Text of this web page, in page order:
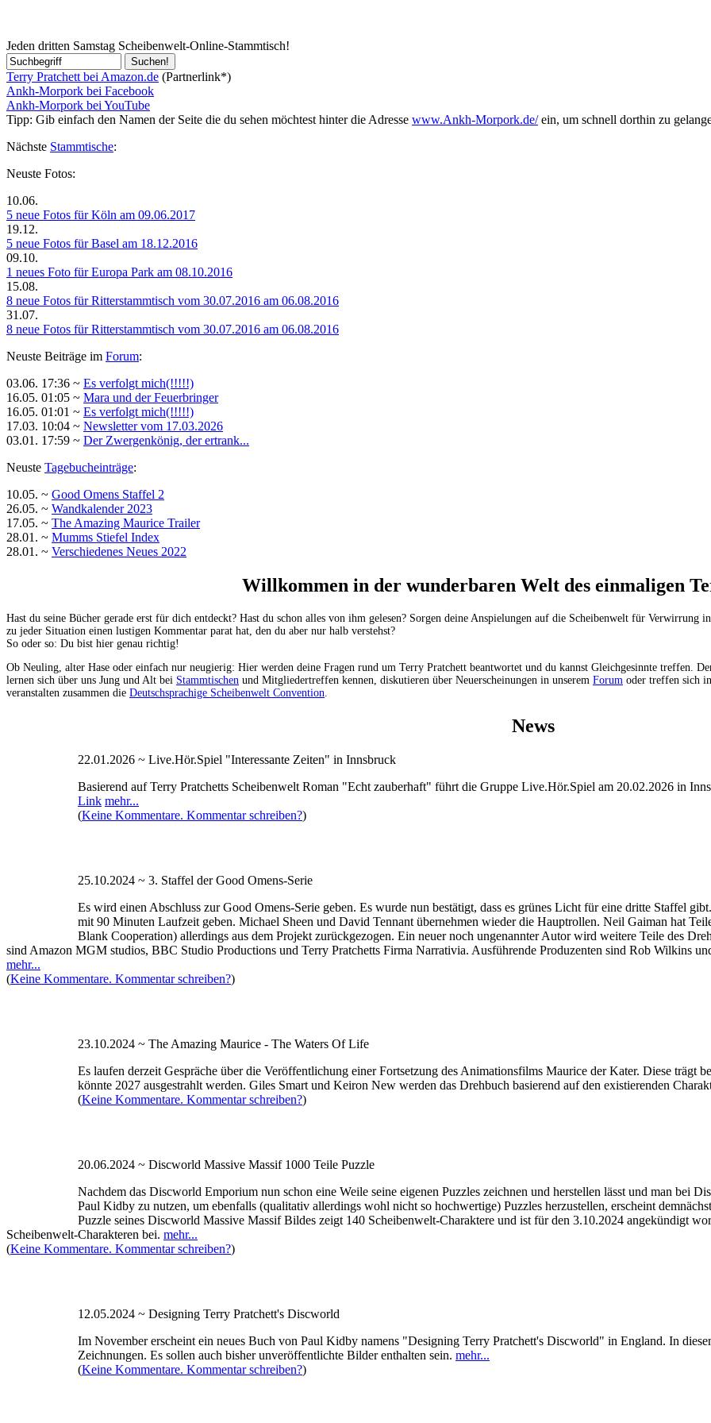
Jeden dritten Samstag Scheibenwelt-Online-Stammtisch!
Terry Pratchett bei Amazon.de (Partnerlink*)
Ankh-Morpork bei Facebook
Ankh-Morpork bei YouTube
Tipp: Gib einfach den Namen der Seite die du sehen möchtest hinter die Adresse www.Ankh-Morpork.de/ein, um schnell dorthin zu
Nächste Stammtische:
Neuste Fotos:
10.06.
5 neue Fotos für Köln am 09.06.2017
19.12.
5 neue Fotos für Basel am 18.12.2016
09.10.
1 neues Foto für Europa Park am 08.10.2016
15.08.
8 neue Fotos für Ritterstammtisch vom 30.07.2016 am 06.08.2016
31.07.
8 neue Fotos für Ritterstammtisch vom 30.07.2016 am 06.08.2016
Neuste Beiträge im Forum:
03.06. 17:36 ~ Es verfolgt mich(!!!!!)
16.05. 01:05 ~ Mara und der Feuerbringer
16.05. 01:01 ~ Es verfolgt mich(!!!!!)
17.03. 10:04 ~ Newsletter vom 17.03.2026
03.01. 17:59 ~ Der Zwergenkönig, der ertrank...
Neuste Tagebucheinträge:
10.05. ~ Good Omens Staffel 2
26.05. ~ Wandkalender 2023
17.05. ~ The Amazing Maurice Trailer
28.01. ~ Mumms Stiefel Index
28.01. ~ Verschiedenes Neues 2022
Willkommen in der wunderbaren Welt des einmaligen
Hast du seine Bücher gerade erst für dich entdeckt? Hast du schon alles von ihm gelesen? Sorgen deine Anspielungen auf die Scheibenwelt für
zu jeder Situation einen lustigen Kommentar parat hat, den du aber nur halb verstehst?
So oder so: Du bist hier genau richtig!
Ob Neuling, alter Hase oder einfach nur neugierig: Hier werden deine Fragen rund um Terry Pratchett beantwortet und du kannst Gleichgesinnte treffen.
lernen sich über uns Jung und Alt bei Stammtischen und Mitgliedertreffen kennen, diskutieren über Neuerscheinungen in unserem Forum oder treffen sich
veranstalten zusammen die Deutschsprachige Scheibenwelt Convention
News
22.01.2026 ~ Live.Hör.Spiel "Interessante Zeiten" in Innsbruck
Basierend auf Terry Pratchetts Scheibenwelt Roman "Echt zauberhaft" führt die Gruppe Live.Hör.Spiel am 20.02.2026 in
Link mehr...
(Keine Kommentare. Kommentar schreiben?)
25.10.2024 ~ 3. Staffel der Good Omens-Serie
Es wird einen Abschluss zur Good Omens-Serie geben. Es wurde nun bestätigt, dass es grünes Licht für eine dritte Staffel
mit 90 Minuten Laufzeit geben. Michael Sheen und David Tennant übernehmen wieder die Hauptrollen. Neil Gaiman hat
Blank Cooperation) allerdings aus dem Projekt zurückgezogen. Ein neuer noch ungenannter Autor wird weitere Teile des
sind Amazon MGM studios, BBC Studio Productions und Terry Pratchetts Firma Narrativia. Ausführende Produzenten sind Rob Wilkins
mehr...
(Keine Kommentare. Kommentar schreiben?)
23.10.2024 ~ The Amazing Maurice - The Waters Of Life
Es laufen derzeit Gespräche über die Veröffentlichung einer Fortsetzung des Animationsfilms Maurice der Kater. Diese
könnte 2027 ausgestrahlt werden. Giles Smart und Keiron New werden das Drehbuch basierend auf den existierenden
(Keine Kommentare. Kommentar schreiben?)
20.06.2024 ~ Discworld Massive Massif 1000 Teile Puzzle
Nachdem das Discworld Emporium nun schon eine Weile seine eigenen Puzzles zeichnen und herstellen lässt und man bei
Paul Kidby zu nutzen, um ebenfalls (qualitativ allerdings wohl nicht so hochwertige) Puzzles herzustellen, erscheint
Puzzle seines Discworld Massive Massif Bildes zeigt 140 Scheibenwelt-Charaktere und ist für den 3.10.2024 angekündigt
Scheibenwelt-Charakteren bei. mehr...
(Keine Kommentare. Kommentar schreiben?)
12.05.2024 ~ Designing Terry Pratchett's Discworld
Im November erscheint ein neues Buch von Paul Kidby namens "Designing Terry Pratchett's Discworld" in England. In
Zeichnungen. Es sollen auch bisher unveröffentlichte Bilder enthalten sein. mehr...
(Keine Kommentare. Kommentar schreiben?)